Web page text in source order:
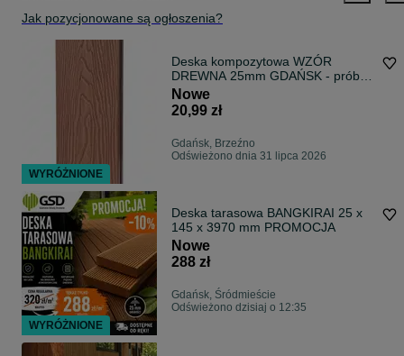
Jak pozycjonowane są ogłoszenia?
Deska kompozytowa WZÓR
DREWNA 25mm GDAŃSK - próbki
gratis ! PROMOCJA
Nowe
20,99 zł
Gdańsk, Brzeźno
Odświeżono dnia 31 lipca 2026
Deska tarasowa BANGKIRAI 25 x
145 x 3970 mm PROMOCJA
Nowe
288 zł
Gdańsk, Śródmieście
Odświeżono dzisiaj o 12:35
WYRÓŻNIONE
WYRÓŻNIONE